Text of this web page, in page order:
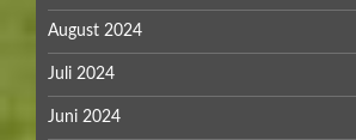
August 2024
Juli 2024
Juni 2024